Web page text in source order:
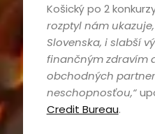
Košický po 2
rozptyl nám
Slovenska, i slabší
finančným zdravím
obchodných
neschopnosťou,“
Credit Bureau.